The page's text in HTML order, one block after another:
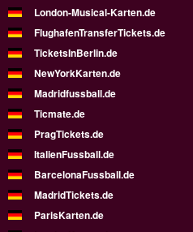
London-Musical-Karten.de
FlughafenTransferTickets.de
TicketsInBerlin.de
NewYorkKarten.de
Madridfussball.de
Ticmate.de
PragTickets.de
ItalienFussball.de
BarcelonaFussball.de
MadridTickets.de
ParisKarten.de